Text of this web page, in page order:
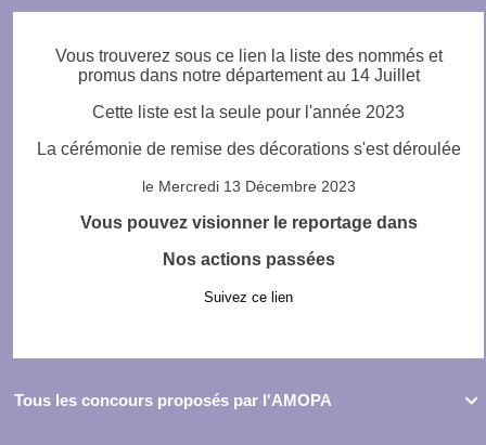
Vous trouverez sous ce lien la liste des nommés et
promus dans notre département au 14 Juillet
Cette liste est la seule pour l'année 2023
La cérémonie de remise des décorations s'est déroulée
le Mercredi 13 Décembre 2023
Vous pouvez visionner le reportage dans
Nos actions passées
Suivez ce lien

Tous les concours proposés par l'AMOPA